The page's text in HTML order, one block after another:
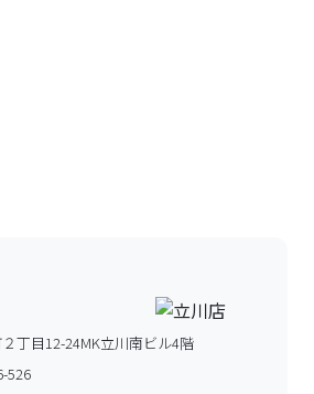
丁目12-24MK立川南ビル4階
526